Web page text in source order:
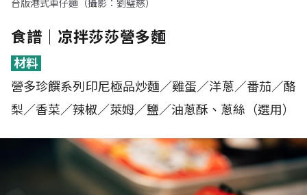
台版港式車仔麵（攝影：劉璧慈）
食譜｜凉拌莎莎營多麵
材料
營多珍饌系列印尼極品炒麵／雞蛋／洋蔥／番茄／酪
梨／香菜／辣椒／萊姆／鹽／油蔥酥、蔥絲（選用）